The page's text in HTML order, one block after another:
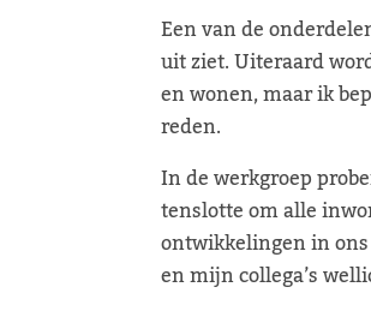
Een van de
uit ziet. Uiteraard
en wonen, maar ik
reden.
In de werkgroep
tenslotte om alle
ontwikkelingen in
en mijn collega’s